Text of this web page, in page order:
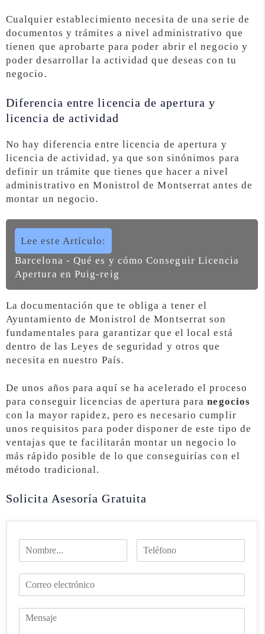
Cualquier establecimiento necesita de una serie de
documentos y trámites a nivel administrativo que
tienen que aprobarte para poder abrir el negocio y
poder desarrollar la actividad que deseas con tu
negocio.
Diferencia entre licencia de apertura y
licencia de actividad
No hay diferencia entre licencia de apertura y
licencia de actividad, ya que son sinónimos para
definir un trámite que tienes que hacer a nivel
administrativo en Monistrol de Montserrat antes de
montar un negocio.
Lee este Artículo:
Barcelona - Qué es y cómo Conseguir Licencia
Apertura en Puig-reig
La documentación que te obliga a tener el
Ayuntamiento de Monistrol de Montserrat son
fundamentales para garantizar que el local está
dentro de las Leyes de seguridad y otros que
necesita en nuestro País.
De unos años para aquí se ha acelerado el proceso
para conseguir licencias de apertura paranegocios
con la mayor rapidez, pero es necesario cumplir
unos requisitos para poder disponer de este tipo de
ventajas que te facilitarán montar un negocio lo
más rápido posible de lo que conseguirías con el
método tradicional.
Solicita Asesoría Gratuita